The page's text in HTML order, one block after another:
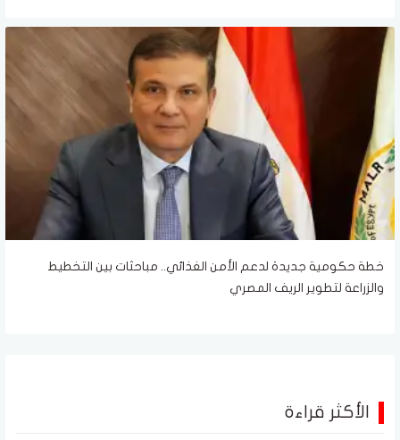
خطة حكومية جديدة لدعم الأمن الغذائي.. مباحثات بين التخطيط
والزراعة لتطوير الريف المصري
الأكثر قراءة